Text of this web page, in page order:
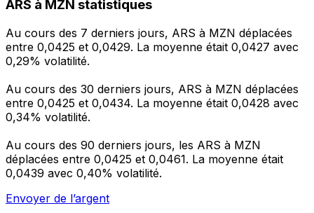
ARS à MZN statistiques
Au cours des 7 derniers jours, ARS à MZN déplacées
entre 0,0425 et 0,0429. La moyenne était 0,0427 avec
0,29% volatilité.
Au cours des 30 derniers jours, ARS à MZN déplacées
entre 0,0425 et 0,0434. La moyenne était 0,0428 avec
0,34% volatilité.
Au cours des 90 derniers jours, les ARS à MZN
déplacées entre 0,0425 et 0,0461. La moyenne était
0,0439 avec 0,40% volatilité.
Envoyer de l’argent